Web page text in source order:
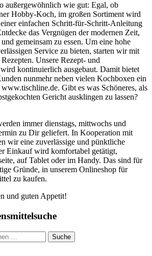
außergewöhnlich wie gut: Egal, ob
Hobby-Koch, im großen Sortiment wird
einfachen Schritt-für-Schritt-Anleitung
das Vergnügen der modernen Zeit,
gemeinsam zu essen. Um eine hohe
Service zu bieten, starten wir mit
Unsere Rezept- und
kontinuierlich ausgebaut. Damit bietet
nunmehr neben vielen Kochboxen ein
Gibt es was Schöneres, als
Gericht ausklingen zu lassen?
immer dienstags, mittwochs und
zu Dir geliefert. In Kooperation mit
wir eine zuverlässige und pünktliche
Einkauf wird komfortabel getätigt,
auf Tablet oder im Handy. Das sind für
Gründe, in unserem Onlineshop für
zu kaufen.
und guten Appetit!
Suche